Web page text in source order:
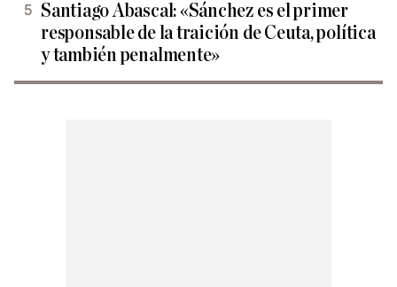
Santiago Abascal: «Sánchez es el primer
responsable de la traición de Ceuta, política
y también penalmente»